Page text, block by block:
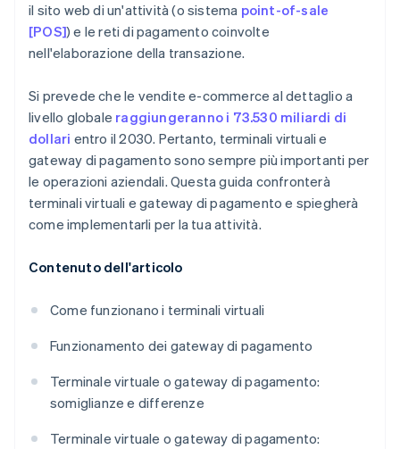
il sito web di un'attività (o sistema point-of-sale
[POS]) e le reti di pagamento coinvolte
nell'elaborazione della transazione.
Si prevede che le vendite e-commerce al dettaglio a
livello globale raggiungeranno i 73.530 miliardi di
dollari entro il 2030. Pertanto, terminali virtuali e
gateway di pagamento sono sempre più importanti per
le operazioni aziendali. Questa guida confronterà
terminali virtuali e gateway di pagamento e spiegherà
come implementarli per la tua attività.
Contenuto dell'articolo
Come funzionano i terminali virtuali
Funzionamento dei gateway di pagamento
Terminale virtuale o gateway di pagamento:
somiglianze e differenze
Terminale virtuale o gateway di pagamento: